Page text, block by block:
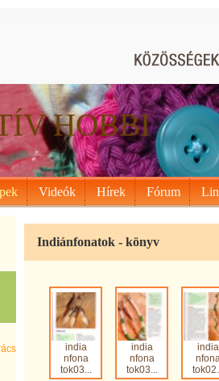
HOBBI
Videók Hírek Fórum
Indiánfonatok - könyv
india
nfona
tok03...
india
nfona
tok03...
india